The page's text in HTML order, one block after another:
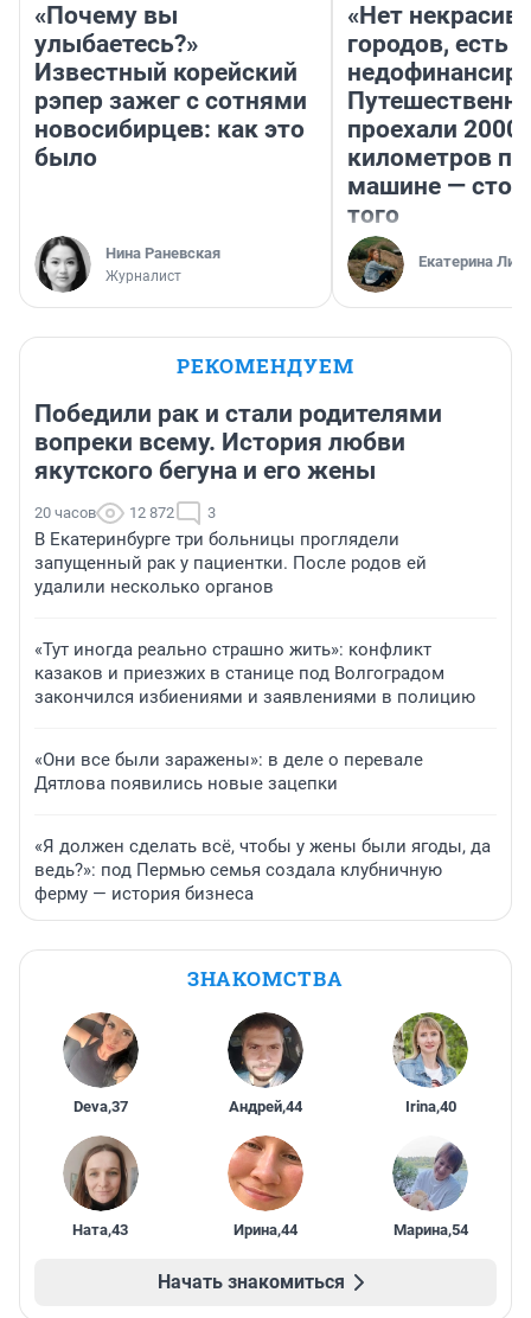
«Почему вы
улыбаетесь?»
Известный корейский
рэпер зажег с сотнями
новосибирцев: как это
было
Нина Раневская
Журналист
«Нет
городов, есть
проехали 2000
километров по
машине —
того
Екатерина
РЕКОМЕНДУЕМ
Победили рак и стали родителями
вопреки всему. История любви
якутского бегуна и его жены
20 часов 12 872 3
В Екатеринбурге три больницы проглядели
запущенный рак у пациентки. После родов ей
удалили несколько органов
«Тут иногда реально страшно жить»: конфликт
казаков и приезжих в станице под Волгоградом
закончился избиениями и заявлениями в полицию
«Они все были заражены»: в деле о перевале
Дятлова появились новые зацепки
«Я должен сделать всё, чтобы у жены были ягоды, да
ведь?»: под Пермью семья создала клубничную
ферму — история бизнеса
ЗНАКОМСТВА
Deva,37 Андрей,44 Irina,40
Ната,43 Ирина,44 Марина,54
Начать знакомиться